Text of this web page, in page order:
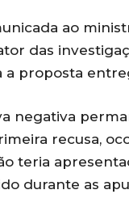
ao
das
a proposta
negativa
recusa,
teria
durante as